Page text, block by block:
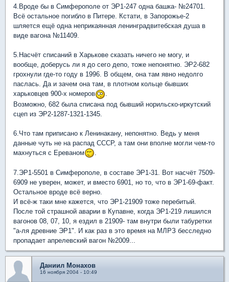
4.Вроде бы в Симферополе от ЭР1-247 одна башка- №24701.
Всё остальное погибло в Питере. Кстати, в Запорожье-2
шляется ещё одна неприкаянная ленинградвитебская душа в
виде вагона №11409.
5.Насчёт списаний в Харькове сказать ничего не могу, и
вообще, доберусь ли я до сего депо, тоже непонятно. ЭР2-682
грохнули где-то году в 1996. В общем, она там явно недолго
паслась. Да и зачем она там, в плотном кольце бывших
харьковцев 900-х номеров
.
Возможно, 682 была списана под бывший норильско-иркутский
сцеп из ЭР2-1287-1321-1345.
6.Что там приписано к Ленинакану, непонятно. Ведь у меня
данные чуть не на распад СССР, а там они вполне могли чем-то
махнуться с Ереваном
7.ЭР1-5501 в Симферополе, в составе ЭР1-31. Вот насчёт 7509-
6909 не уверен, может, и вместо 6901, но то, что в ЭР1-69-факт.
Остальное вроде всё верно.
И всё-ж таки мне кажется, что ЭР1-21909 тоже перебитый.
После той страшной аварии в Купавне, когда ЭР1-219 лишился
вагонов 08, 07, 10, я ездил в 21909- там внутри были табуретки
"а-ля древние ЭР1". И как раз в это время на МЛРЗ бесследно
пропадает апрелевский вагон №2009...
Даниил Монахов
16 ноября 2004 - 10:49